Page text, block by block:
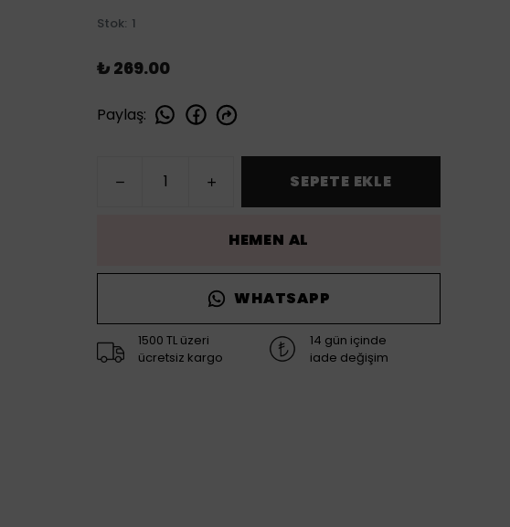
Stok: 1
₺ 269.00
Paylaş:
SEPETE EKLE
HEMEN AL
WHATSAPP
1500 TL üzeri
ücretsiz kargo
14 gün içinde
iade değişim